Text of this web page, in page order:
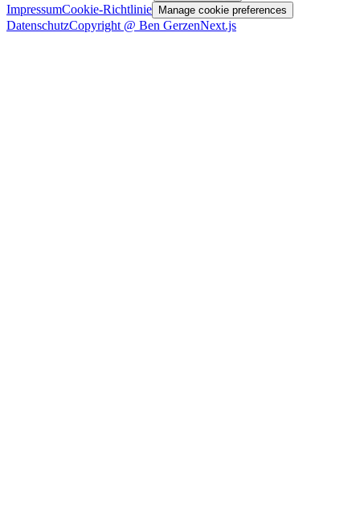
ImpressumCookie-Richtlinie Manage cookie preferences
DatenschutzCopyright @ Ben GerzenNext.js